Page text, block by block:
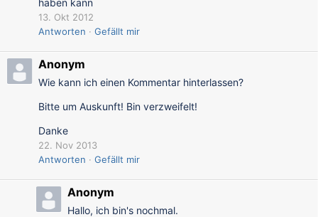
haben kann
13. Okt 2012
Antworten
Gefällt mir
Anonym
Wie kann ich einen Kommentar hinterlassen?
Bitte um Auskunft! Bin verzweifelt!
Danke
22. Nov 2013
Antworten
Gefällt mir
Anonym
Hallo, ich bin's nochmal.